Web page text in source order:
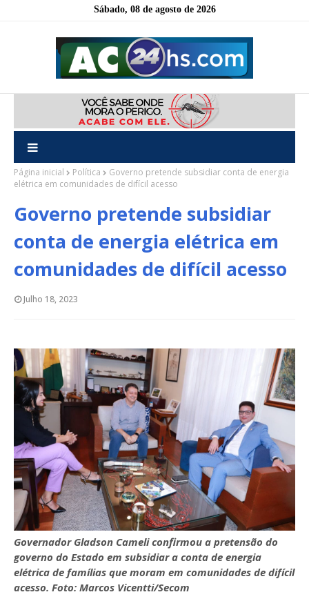
Sábado, 08 de agosto de 2026
Página inicial Política
Governo pretende subsidiar conta de energia
elétrica em comunidades de difícil acesso
Governo pretende subsidiar
conta de energia elétrica em
comunidades de difícil acesso
Julho 18, 2023
Governador Gladson Cameli confirmou a pretensão do
governo do Estado em subsidiar a conta de energia
elétrica de famílias que moram em comunidades de difícil
acesso. Foto: Marcos Vicentti/Secom